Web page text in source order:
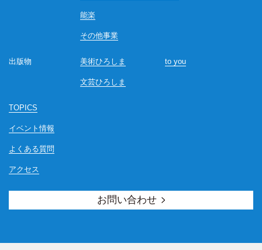
能楽
その他事業
出版物 美術ひろしま
文芸ひろしま
to you
TOPICS
イベント情報
よくある質問
アクセス
お問い合わせ